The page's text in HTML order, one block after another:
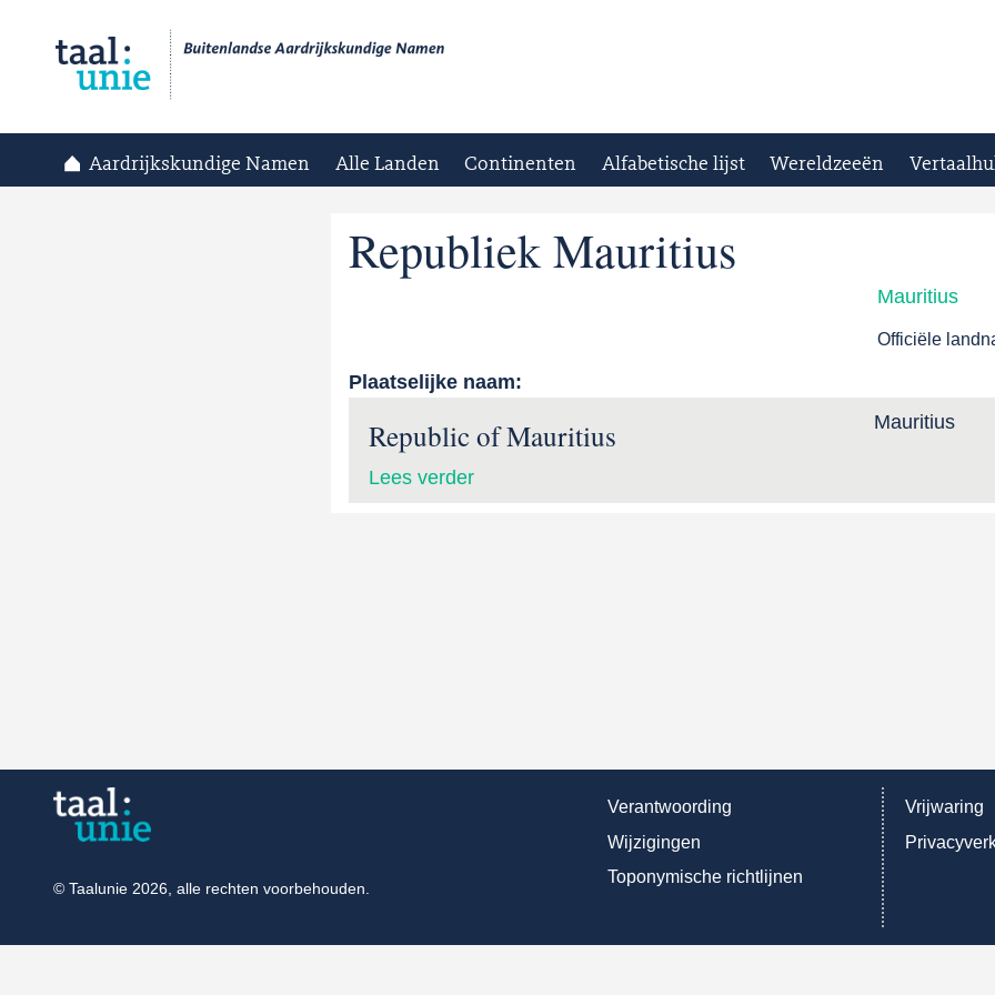
Aardrijkskundige Namen Alle Landen Continenten Alfabetische lijst Wereldzeeën
Republiek Mauritius
Mauritius
Officiële
Plaatselijke naam:
Republic of Mauritius Mauritius
Lees verder
Verantwoording
Wijzigingen
Toponymische richtlijnen
Vrijwaring
© Taalunie 2026, alle rechten voorbehouden.